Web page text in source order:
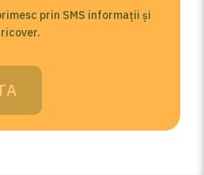
prin SMS informații și